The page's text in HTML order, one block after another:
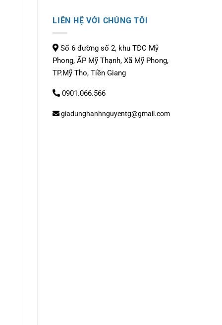
LIÊN HỆ VỚI CHÚNG TÔI
Số 6 đường số 2, khu TĐC Mỹ
Phong, ẤP Mỹ Thạnh, Xã Mỹ Phong,
TP.Mỹ Tho, Tiền Giang
0901.066.566
giadunghanhnguyentg@gmail.com